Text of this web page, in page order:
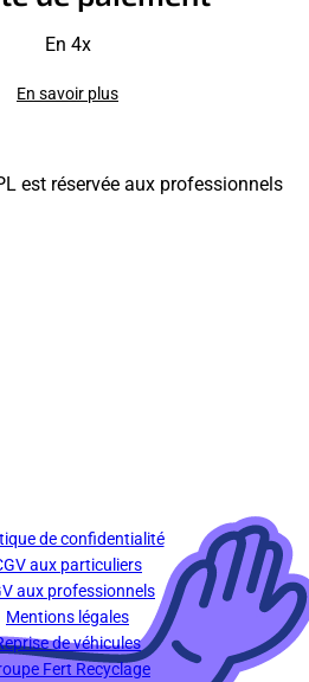
En 4x
En savoir plus
est réservée aux professionnels
de confidentialité
aux particuliers
aux professionnels
Mentions légales
de véhicules
Fert Recyclage